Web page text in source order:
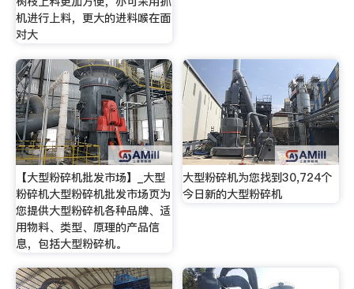
机进行上料，更大的进料喉在面
对大
【大型粉碎机批发市场】_大型
粉碎机大型粉碎机批发市场页为
您提供大型粉碎机各种品牌、适
用物料、类型、原理的产品信
息，包括大型粉碎机。
大型粉碎机为您找到30,724个
今日新的大型粉碎机